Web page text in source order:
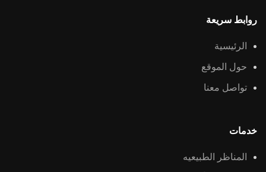
روابط سريعة
الرئيسية
حول الموقع
تواصل معنا
خدمات
المناظر الطبيعيه